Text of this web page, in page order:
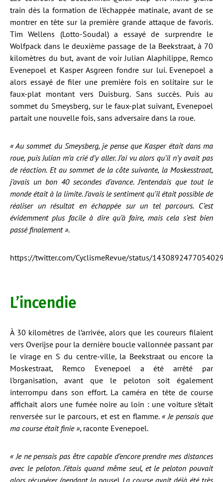
train dès la formation de l’échappée matinale, avant de se
montrer en tête sur la première grande attaque de favoris.
Tim Wellens (Lotto-Soudal) a essayé de surprendre le
Wolfpack dans le deuxième passage de la Beekstraat, à 70
kilomètres du but, avant de voir Julian Alaphilippe, Remco
Evenepoel et Kasper Asgreen fondre sur lui. Evenepoel a
alors essayé de filer une première fois en solitaire sur le
faux-plat montant vers Duisburg. Sans succès. Puis au
sommet du Smeysberg, sur le faux-plat suivant, Evenepoel
partait une nouvelle fois, sans adversaire dans la roue.
« Au sommet du Smeysberg, je pense que Kasper était dans ma
roue, puis Julian m’a crié d’y aller. J’ai vu alors qu’il n’y avait pas
de réaction. Et au sommet de la côte suivante, la Moskesstraat,
j’avais un bon 40 secondes d’avance. J’entendais que tout le
monde était à la limite. J’avais le sentiment qu’il était possible de
réaliser un résultat en échappée sur un tel parcours. C’est
évidemment plus facile à dire qu’à faire, mais cela s’est bien
passé finalement ».
https://twitter.com/CyclismeRevue/status/
L’incendie
À 30 kilomètres de l’arrivée, alors que les coureurs filaient
vers Overijse pour la dernière boucle vallonnée passant par
le virage en S du centre-ville, la Beekstraat ou encore la
Moskestraat, Remco Evenepoel a été arrêté par
l’organisation, avant que le peloton soit également
interrompu dans son effort. La caméra en tête de course
affichait alors une fumée noire au loin : une voiture s’était
renversée sur le parcours, et est en flamme. « Je pensais que
ma course était finie », raconte Evenepoel.
« Je ne pensais pas être capable d’encore prendre mes distances
avec le peloton. J’étais quand même seul, et le peloton pouvait
alors récupérer (pendant la pause). La course avait déjà été très